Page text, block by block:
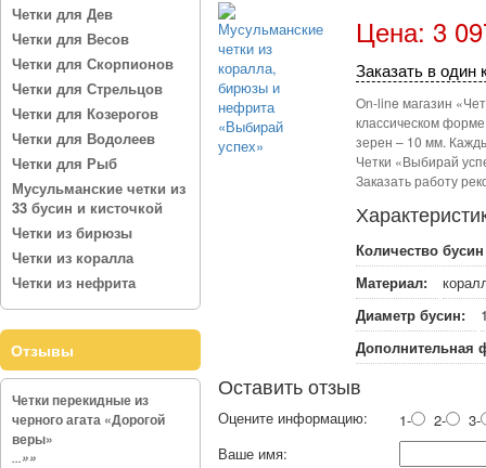
Четки для Дев
Четки для Весов
Четки для Скорпионов
Четки для Стрельцов
Четки для Козерогов
Четки для Водолеев
Четки для Рыб
Мусульманские четки из
33 бусин и кисточкой
Четки из бирюзы
Четки из коралла
Четки из нефрита
Отзывы
Четки перекидные из
черного агата «Дорогой
веры»
...»»
Цена: 3
Заказать в один
On-line магазин
классическом
зерен – 10 мм.
Четки «Выбирай
Заказать работу
Количество
Материал:
Диаметр бусин:
Дополнительная
Оставить отзыв
Оцените информацию: 1- 2-
3-
Ваше имя: